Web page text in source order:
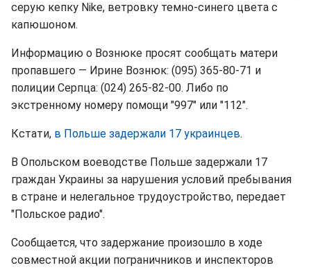
серую кепку Nike, ветровку темно-синего цвета с
капюшоном.
Информацию о Вознюке просят сообщать матери
пропавшего — Ирине Вознюк: (095) 365-80-71 и
полиции Серпца: (024) 265-82-00. Либо по
экстренному номеру помощи "997" или "112".
Кстати, в Польше задержали 17 украинцев.
В Опольском воеводстве Польше задержали 17
граждан Украины за нарушения условий пребывания
в стране и нелегальное трудоустройство, передает
"Польское радио".
Сообщается, что задержание произошло в ходе
совместной акции пограничников и инспекторов